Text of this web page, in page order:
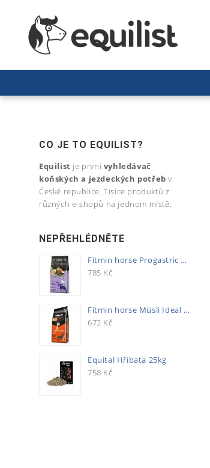
CO JE TO EQUILIST?
Equilist je první vyhledávač
koňských a jezdeckých potřeb v
České republice. Tisíce produktů z
různých e-shopů na jednom místě.
NEPŘEHLÉDNĚTE
Fitmin horse Progastric 20kg
785 Kč
Fitmin horse Müsli Ideal 20kg
672 Kč
Equital Hříbata 25kg
758 Kč